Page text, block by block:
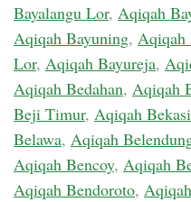
Bayalangu Lor, Aqiqah
Aqiqah Bayuning, Aqiqah
Lor, Aqiqah Bayureja,
Aqiqah Bedahan, Aqiqah
Beji Timur, Aqiqah Bekasi
Belawa, Aqiqah
Aqiqah Bencoy, Aqiqah
Aqiqah Bendoroto,